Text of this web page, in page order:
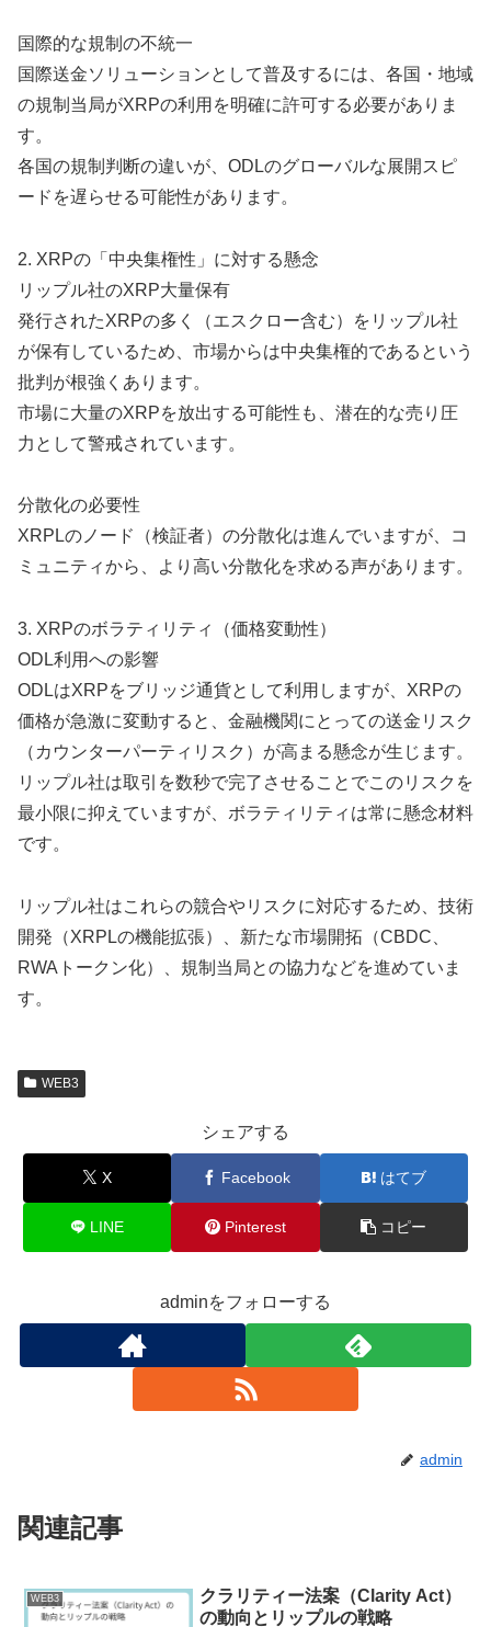
国際的な規制の不統一
国際送金ソリューションとして普及するには、各国・地域
の規制当局がXRPの利用を明確に許可する必要がありま
す。
各国の規制判断の違いが、ODLのグローバルな展開スピ
ードを遅らせる可能性があります。
2. XRPの「中央集権性」に対する懸念
リップル社のXRP大量保有
発行されたXRPの多く（エスクロー含む）をリップル社
が保有しているため、市場からは中央集権的であるという
批判が根強くあります。
市場に大量のXRPを放出する可能性も、潜在的な売り圧
力として警戒されています。
分散化の必要性
XRPLのノード（検証者）の分散化は進んでいますが、コ
ミュニティから、より高い分散化を求める声があります。
3. XRPのボラティリティ（価格変動性）
ODL利用への影響
ODLはXRPをブリッジ通貨として利用しますが、XRPの
価格が急激に変動すると、金融機関にとっての送金リスク
（カウンターパーティリスク）が高まる懸念が生じます。
リップル社は取引を数秒で完了させることでこのリスクを
最小限に抑えていますが、ボラティリティは常に懸念材料
です。
リップル社はこれらの競合やリスクに対応するため、技術
開発（XRPLの機能拡張）、新たな市場開拓（CBDC、
RWAトークン化）、規制当局との協力などを進めていま
す。
WEB3
シェアする
X Facebook はてブ
LINE Pinterest コピー
adminをフォローする
admin
関連記事
WEB3
クラリティー法案（Clarity Act）
の動向とリップルの戦略